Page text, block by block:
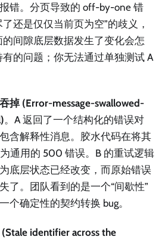
错。分页导致的 off-by-one 错
还是仅仅当前页为空”的歧义，
的间隙底层数据发生了变化会怎
的问题；你无法通过单独测试 A
掉 (Error-message-swallowed-
。A 返回了一个结构化的错误对
含解释性消息。胶水代码在将其
通用的 500 错误。B 的重试逻辑
底层状态已经改变，而原始错误
了。团队看到的是一个“间歇性”
个确定性的契约转换 bug。
identifier across the